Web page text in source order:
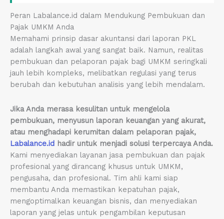
Peran Labalance.id dalam Mendukung Pembukuan dan
Pajak UMKM Anda
Memahami prinsip dasar akuntansi dari laporan PKL
adalah langkah awal yang sangat baik. Namun, realitas
pembukuan dan pelaporan pajak bagi UMKM seringkali
jauh lebih kompleks, melibatkan regulasi yang terus
berubah dan kebutuhan analisis yang lebih mendalam.
Jika Anda merasa kesulitan untuk mengelola
pembukuan, menyusun laporan keuangan yang akurat,
atau menghadapi kerumitan dalam pelaporan pajak,
Labalance.id hadir untuk menjadi solusi terpercaya Anda.
Kami menyediakan layanan jasa pembukuan dan pajak
profesional yang dirancang khusus untuk UMKM,
pengusaha, dan profesional. Tim ahli kami siap
membantu Anda memastikan kepatuhan pajak,
mengoptimalkan keuangan bisnis, dan menyediakan
laporan yang jelas untuk pengambilan keputusan